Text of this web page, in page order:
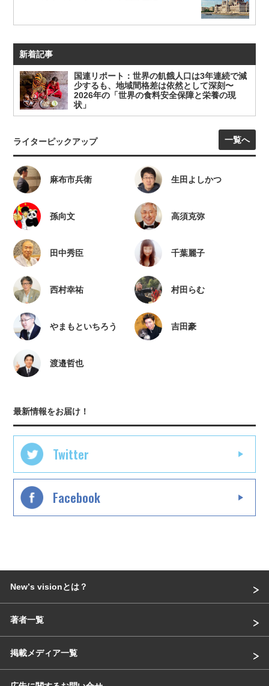
新着記事
国連リポート：世界の飢餓人口は3年連続で減
少するも、地域間格差は依然として深刻〜
2026年の「世界の食料安全保障と栄養の現
状」
ライターピックアップ 一覧へ
麻布市兵衛 生田よしかつ
孫向文 高須克弥
田中秀臣 千葉麗子
西村幸祐 村田らむ
やまもといちろう 吉田豪
渡邉哲也
最新情報をお届け！
Twitter
Facebook
Newʼs visionとは？
著者一覧
掲載メディア一覧